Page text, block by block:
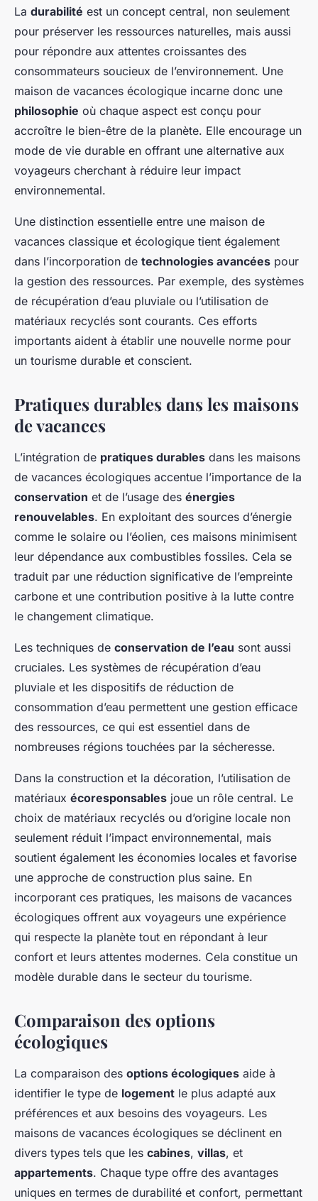
La durabilité est un concept central, non seulement
pour préserver les ressources naturelles, mais aussi
pour répondre aux attentes croissantes des
consommateurs soucieux de l’environnement. Une
maison de vacances écologique incarne donc une
philosophie où chaque aspect est conçu pour
accroître le bien-être de la planète. Elle encourage un
mode de vie durable en offrant une alternative aux
voyageurs cherchant à réduire leur impact
environnemental.
Une distinction essentielle entre une maison de
vacances classique et écologique tient également
dans l’incorporation de technologies avancées pour
la gestion des ressources. Par exemple, des systèmes
de récupération d’eau pluviale ou l’utilisation de
matériaux recyclés sont courants. Ces efforts
importants aident à établir une nouvelle norme pour
un tourisme durable et conscient.
Pratiques durables dans les maisons
de vacances
L’intégration de pratiques durables dans les maisons
de vacances écologiques accentue l’importance de la
conservation et de l’usage des énergies
renouvelables. En exploitant des sources d’énergie
comme le solaire ou l’éolien, ces maisons minimisent
leur dépendance aux combustibles fossiles. Cela se
traduit par une réduction significative de l’empreinte
carbone et une contribution positive à la lutte contre
le changement climatique.
Les techniques de conservation de l’eau sont aussi
cruciales. Les systèmes de récupération d’eau
pluviale et les dispositifs de réduction de
consommation d’eau permettent une gestion efficace
des ressources, ce qui est essentiel dans de
nombreuses régions touchées par la sécheresse.
Dans la construction et la décoration, l’utilisation de
matériaux écoresponsables joue un rôle central. Le
choix de matériaux recyclés ou d’origine locale non
seulement réduit l’impact environnemental, mais
soutient également les économies locales et favorise
une approche de construction plus saine. En
incorporant ces pratiques, les maisons de vacances
écologiques offrent aux voyageurs une expérience
qui respecte la planète tout en répondant à leur
confort et leurs attentes modernes. Cela constitue un
modèle durable dans le secteur du tourisme.
Comparaison des options
écologiques
La comparaison des options écologiques aide à
identifier le type de logement le plus adapté aux
préférences et aux besoins des voyageurs. Les
maisons de vacances écologiques se déclinent en
divers types tels que les cabines, villas, et
appartements. Chaque type offre des avantages
uniques en termes de durabilité et confort, permettant